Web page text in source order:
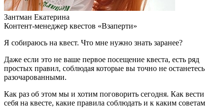
Зантман Екатерина
Контент-менеджер квестов «Взаперти»
Я собираюсь на квест. Что мне нужно знать заранее?
Даже если это не ваше первое посещение квеста, есть ряд
простых правил, соблюдая которые вы точно не останетесь
разочарованными.
Как раз об этом мы и хотим поговорить сегодня. Как вести
себя на квесте, какие правила соблюдать и к каким советам